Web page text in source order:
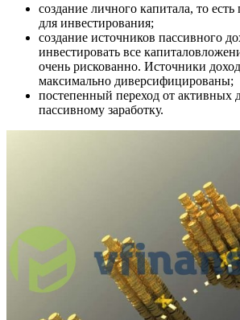
создание личного капитала, то есть
для инвестирования;
создание источников пассивного
инвестировать все
очень рискованно. Источники
максимально диверсифицированы;
постепенный переход от активных
пассивному заработку.